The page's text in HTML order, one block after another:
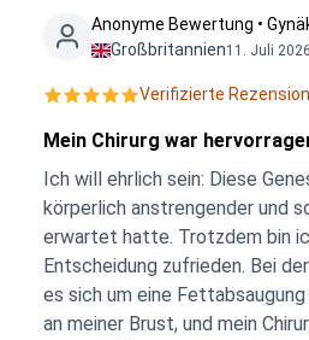
Anonyme Bewertung •
Großbritannien11. Juli 2026
Verifizierte Rezension.
Mein Chirurg war
Ich will ehrlich sein: Diese
körperlich anstrengender und
erwartet hatte. Trotzdem bin
Entscheidung zufrieden. Bei
es sich um eine
an meiner Brust, und mein